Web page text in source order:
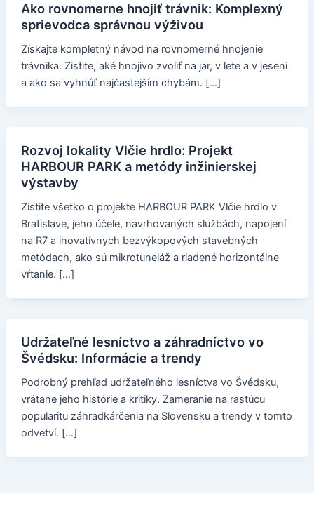
Ako rovnomerne hnojiť trávnik: Komplexný
sprievodca správnou výživou
Získajte kompletný návod na rovnomerné hnojenie
trávnika. Zistite, aké hnojivo zvoliť na jar, v lete a v jeseni
a ako sa vyhnúť najčastejším chybám. […]
Rozvoj lokality Vlčie hrdlo: Projekt
HARBOUR PARK a metódy inžinierskej
výstavby
Zistite všetko o projekte HARBOUR PARK Vlčie hrdlo v
Bratislave, jeho účele, navrhovaných službách, napojení
na R7 a inovatívnych bezvýkopových stavebných
metódach, ako sú mikrotuneláž a riadené horizontálne
vŕtanie. […]
Udržateľné lesníctvo a záhradníctvo vo
Švédsku: Informácie a trendy
Podrobný prehľad udržateľného lesníctva vo Švédsku,
vrátane jeho histórie a kritiky. Zameranie na rastúcu
popularitu záhradkárčenia na Slovensku a trendy v tomto
odvetví. […]